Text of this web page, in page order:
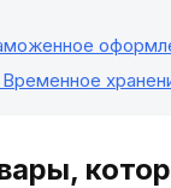
Временное